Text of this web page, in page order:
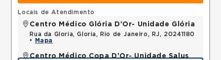
Locais de Atendimento
Centro Médico Glória D'Or- Unidade Glória
Rua da Gloria, Gloria, Rio de Janeiro, RJ, 20241180
•
Mapa
Centro Médico Copa D'Or- Unidade Salus